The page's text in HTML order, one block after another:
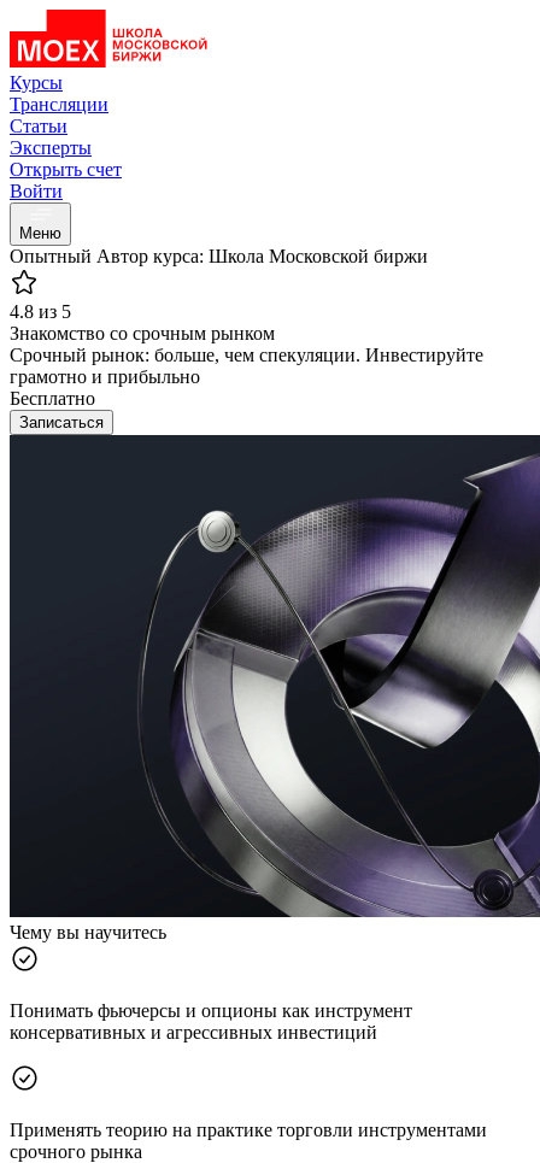
Курсы
Трансляции
Статьи
Эксперты
Открыть счет
Войти
Меню
Опытный Автор курса: Школа Московской биржи
4.8 из 5
Знакомство со срочным рынком
Срочный рынок: больше, чем спекуляции. Инвестируйте
грамотно и прибыльно
Бесплатно
Записаться
Чему вы научитесь
Понимать фьючерсы и опционы как инструмент
консервативных и агрессивных инвестиций
Применять теорию на практике торговли инструментами
срочного рынка